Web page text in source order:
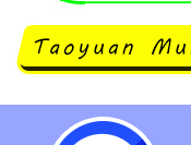
轉知「修正